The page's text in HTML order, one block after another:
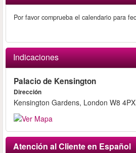
Por favor comprueba el calendario para
Indicaciones
Palacio de Kensington
Dirección
Kensington Gardens, London W8
Atención al Cliente en Español